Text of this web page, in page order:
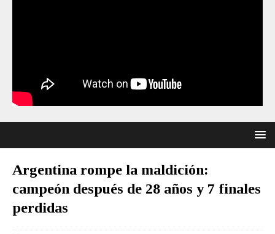
Argentina rompe la maldición:
campeón después de 28 años y 7 finales
perdidas